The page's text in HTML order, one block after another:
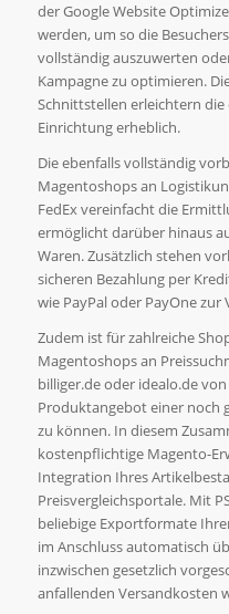
der Google Website
werden, um so die
vollständig auszuwerten
Kampagne zu optimieren.
Schnittstellen erleichtern
Einrichtung erheblich.
Die ebenfalls vollständig
Magentoshops an
FedEx vereinfacht die
ermöglicht darüber hinaus
Waren. Zusätzlich stehen
sicheren Bezahlung per
wie PayPal oder PayOne zur
Zudem ist für zahlreiche
Magentoshops an
billiger.de oder idealo.de
Produktangebot einer noch
zu können. In diesem
kostenpflichtige Magento-
Integration Ihres
Preisvergleichsportale. Mit
beliebige Exportformate
im Anschluss automatisch
inzwischen gesetzlich
anfallenden Versandkosten